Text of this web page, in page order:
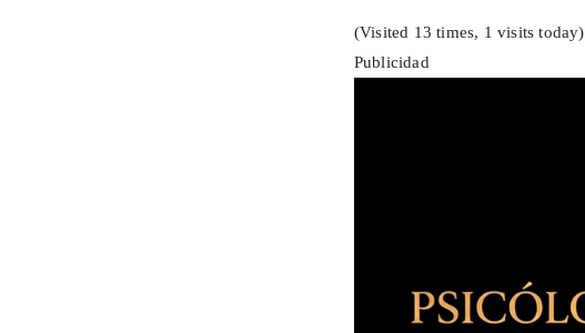
(Visited 13 times, 1 visits today)
Publicidad